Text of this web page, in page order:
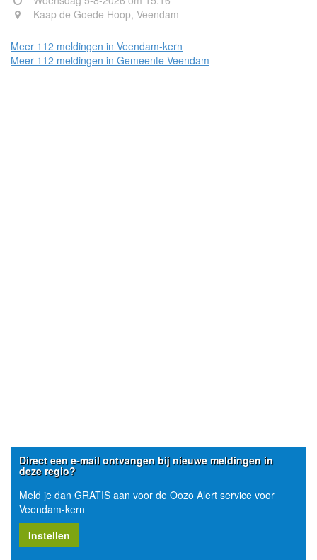
Kaap de Goede Hoop, Veendam
Meer 112 meldingen in Veendam-kern
Meer 112 meldingen in Gemeente Veendam
Direct een e-mail ontvangen bij nieuwe meldingen in
deze regio?
Meld je dan GRATIS aan voor de Oozo Alert service voor
Veendam-kern
Instellen